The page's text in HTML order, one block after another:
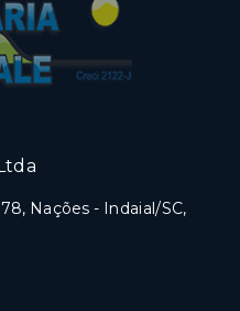
Nações - Indaial/SC,